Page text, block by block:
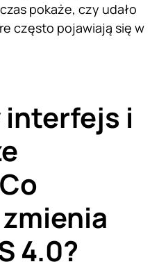
pokaże, czy udało
często pojawiają się w
interfejs i
4.0?